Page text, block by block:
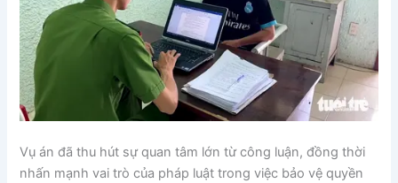
Vụ án đã thu hút sự quan tâm lớn từ công luận, đồng thời
nhấn mạnh vai trò của pháp luật trong việc bảo vệ quyền